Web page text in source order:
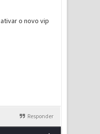
o novo vip
Responder